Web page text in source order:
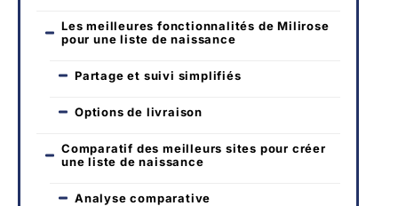
Les meilleures fonctionnalités de Milirose
pour une liste de naissance
Partage et suivi simplifiés
Options de livraison
Comparatif des meilleurs sites pour créer
une liste de naissance
Analyse comparative